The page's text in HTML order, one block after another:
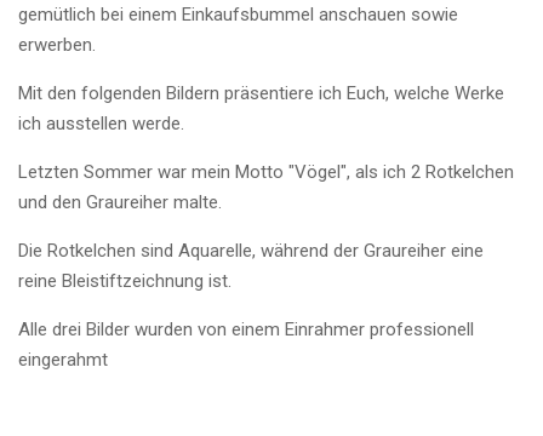
gemütlich bei einem Einkaufsbummel anschauen sowie
erwerben.
Mit den folgenden Bildern präsentiere ich Euch, welche Werke
ich ausstellen werde.
Letzten Sommer war mein Motto "Vögel", als ich 2 Rotkelchen
und den Graureiher malte.
Die Rotkelchen sind Aquarelle, während der Graureiher eine
reine Bleistiftzeichnung ist.
Alle drei Bilder wurden von einem Einrahmer professionell
eingerahmt